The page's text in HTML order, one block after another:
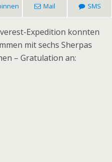
Mail SMS
Expedition konnten
mit sechs Sherpas
– Gratulation an: